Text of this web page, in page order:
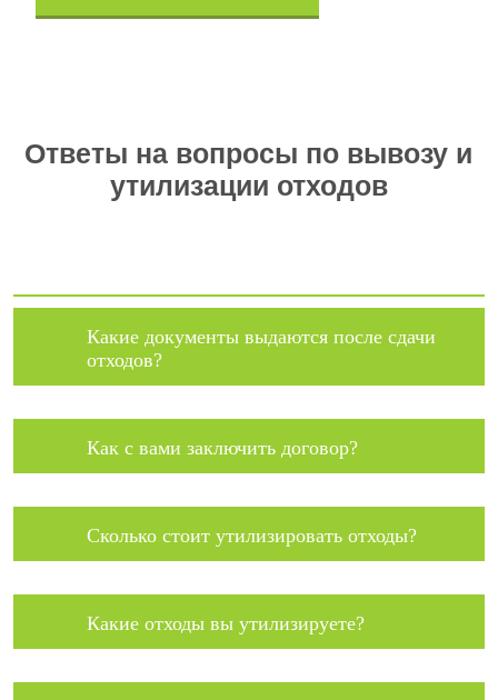
Ответы на вопросы по вывозу и
утилизации отходов
Какие документы выдаются после сдачи
отходов?
Как с вами заключить договор?
Сколько стоит утилизировать отходы?
Какие отходы вы утилизируете?